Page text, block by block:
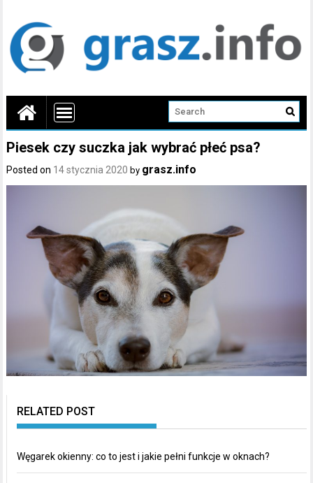
Piesek czy suczka jak wybrać płeć psa?
Posted on 14 stycznia 2020 by grasz.info
RELATED POST
Węgarek okienny: co to jest i jakie pełni funkcje w oknach?